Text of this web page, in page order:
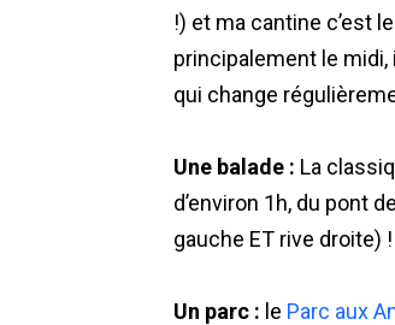
!) et ma cantine c’est
principalement le
qui change
Une balade : La
d’environ 1h, du pont
gauche ET rive droite) !
Un parc : le Parc aux